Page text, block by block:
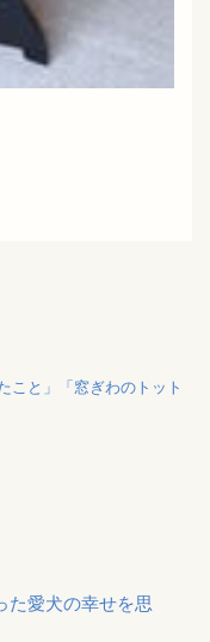
こと」「窓ぎわのトット
た愛犬の幸せを思